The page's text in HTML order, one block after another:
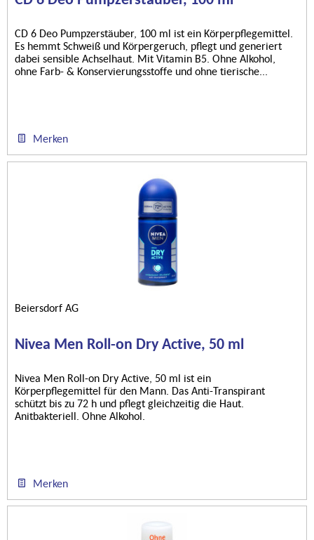
CD 6 Deo Pumpzerstäuber, 100 ml ist ein Körperpflegemittel.
Es hemmt Schweiß und Körpergeruch, pflegt und generiert
dabei sensible Achselhaut. Mit Vitamin B5. Ohne Alkohol,
ohne Farb- & Konservierungsstoffe und ohne tierische...
Merken
Beiersdorf AG
Nivea Men Roll-on Dry Active, 50 ml
Nivea Men Roll-on Dry Active, 50 ml ist ein
Körperpflegemittel für den Mann. Das Anti-Transpirant
schützt bis zu 72 h und pflegt gleichzeitig die Haut.
Anitbakteriell. Ohne Alkohol.
Merken